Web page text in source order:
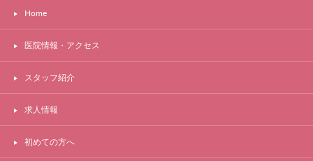
Home
医院情報・アクセス
スタッフ紹介
求人情報
初めての方へ